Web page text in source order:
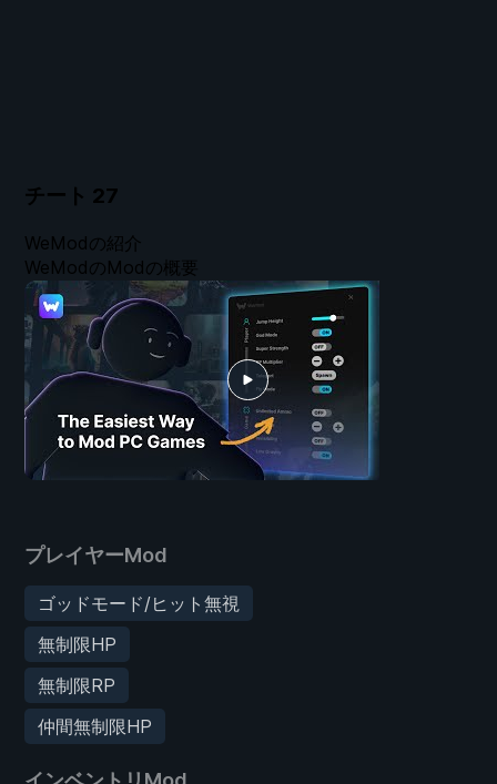
チート 27
プレイヤーMod
ゴッドモード/ヒット無視
無制限HP
無制限RP
仲間無制限HP
WeModの紹介
WeModのModの概要